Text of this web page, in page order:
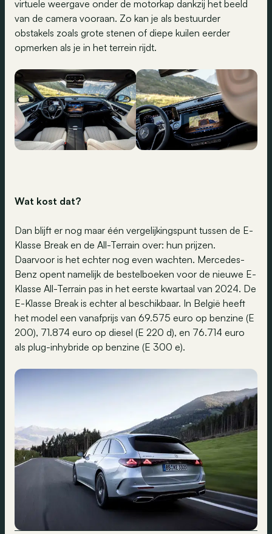
virtuele weergave onder de motorkap dankzij het beeld
van de camera vooraan. Zo kan je als bestuurder
obstakels zoals grote stenen of diepe kuilen eerder
opmerken als je in het terrein rijdt.
Wat kost dat?
Dan blijft er nog maar één vergelijkingspunt tussen de E-
Klasse Break en de All-Terrain over: hun prijzen.
Daarvoor is het echter nog even wachten. Mercedes-
Benz opent namelijk de bestelboeken voor de nieuwe E-
Klasse All-Terrain pas in het eerste kwartaal van 2024. De
E-Klasse Break is echter al beschikbaar. In België heeft
het model een vanafprijs van 69.575 euro op benzine (E
200), 71.874 euro op diesel (E 220 d), en 76.714 euro
als plug-inhybride op benzine (E 300 e).